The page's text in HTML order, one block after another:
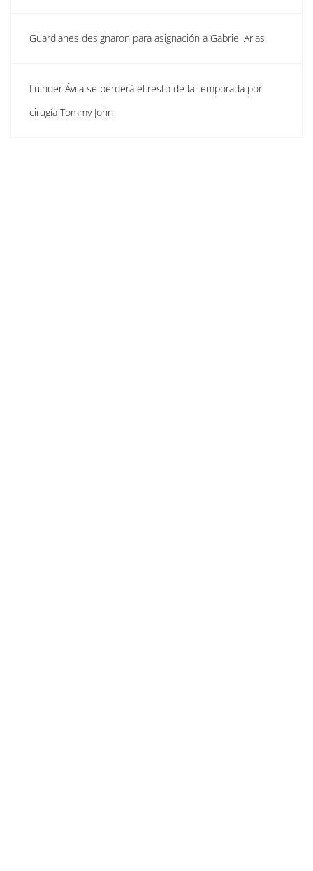
Guardianes designaron para asignación a Gabriel Arias
Luinder Ávila se perderá el resto de la temporada por
cirugía Tommy John